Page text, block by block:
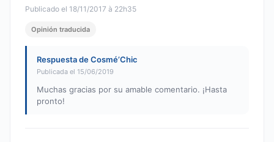
Publicado el 18/11/2017 à 22h35
Opinión traducida
Respuesta de Cosmé’Chic
Publicada el 15/06/2019
Muchas gracias por su amable comentario. ¡Hasta
pronto!